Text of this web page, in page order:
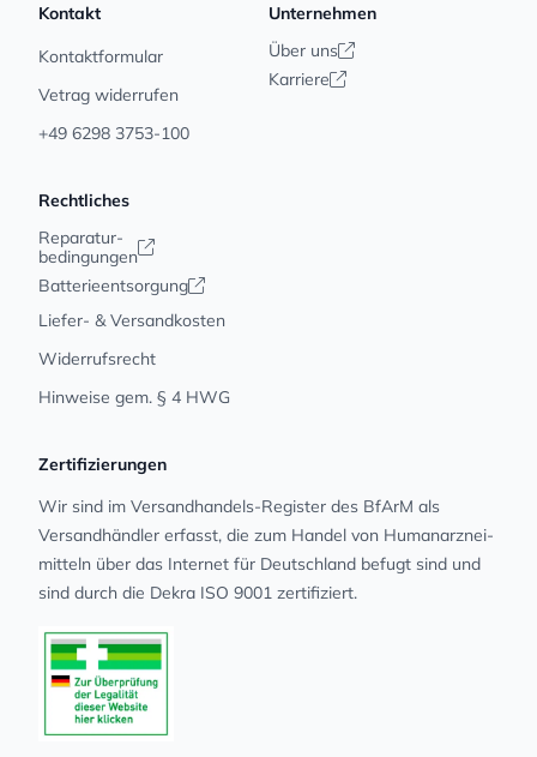
Kontakt
Kontaktformular
Vetrag widerrufen
+49 6298 3753-100
Unternehmen
Über uns
Karriere
Rechtliches
Reparatur-
bedingungen
Batterieentsorgung
Liefer- & Versandkosten
Widerrufsrecht
Hinweise gem. § 4 HWG
Zertifizierungen
Wir sind im Versandhandels-Register des BfArM als
Versandhändler erfasst, die zum Handel von Human­arz­nei­
mit­teln über das Internet für Deutschland befugt sind und
sind durch die Dekra ISO 9001 zertifiziert.